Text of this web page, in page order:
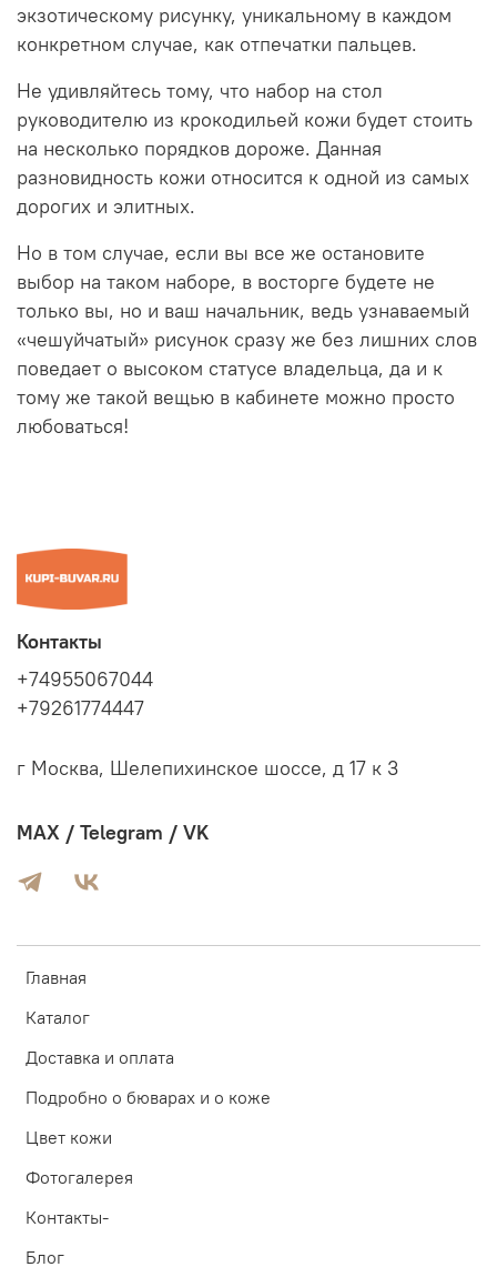
экзотическому рисунку, уникальному в каждом
конкретном случае, как отпечатки пальцев.
Не удивляйтесь тому, что набор на стол
руководителю из крокодильей кожи будет стоить
на несколько порядков дороже. Данная
разновидность кожи относится к одной из самых
дорогих и элитных.
Но в том случае, если вы все же остановите
выбор на таком наборе, в восторге будете не
только вы, но и ваш начальник, ведь узнаваемый
«чешуйчатый» рисунок сразу же без лишних слов
поведает о высоком статусе владельца, да и к
тому же такой вещью в кабинете можно просто
любоваться!
Главная
Каталог
Доставка и оплата
Подробно о бюварах и о коже
Цвет кожи
Фотогалерея
Контакты-
Блог
Контакты
+74955067044
+79261774447
г Москва, Шелепихинское шоссе, д 17 к 3
MAX / Telegram / VK